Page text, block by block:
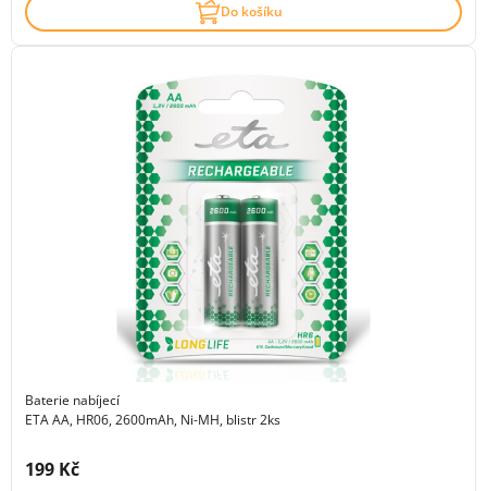
Do košíku
Baterie nabíjecí
ETA AA, HR06, 2600mAh, Ni-MH, blistr 2ks
Cena s DPH:
199 Kč